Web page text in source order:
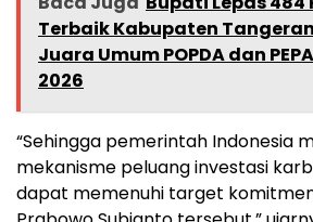
Terbaik Kabupaten
Juara Umum POPDA dan
2026
“Sehingga pemerintah Indonesia
mekanisme peluang investasi
dapat memenuhi target